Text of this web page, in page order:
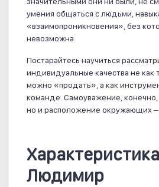
умения общаться с людьми,
«взаимопроникновения», без
невозможна.
Постарайтесь научиться
индивидуальные качества не как
можно «продать», а как
команде. Самоуважение,
но и расположение окружающих
Людимир